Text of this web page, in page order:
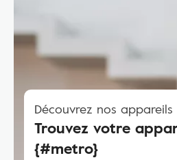
Découvrez nos
Trouvez votre
{#metro}